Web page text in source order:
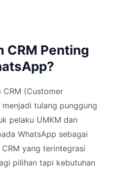
CRM Penting
(Customer
tulang punggung
pelaku UMKM dan
WhatsApp sebagai
yang terintegrasi
pilihan tapi kebutuhan